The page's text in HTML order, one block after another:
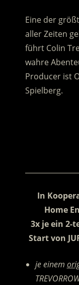
Eine der
aller Zeiten
führt Colin
wahre
Producer ist
Spielberg.
In
Home
3x je ein 2-
Start von
je einem